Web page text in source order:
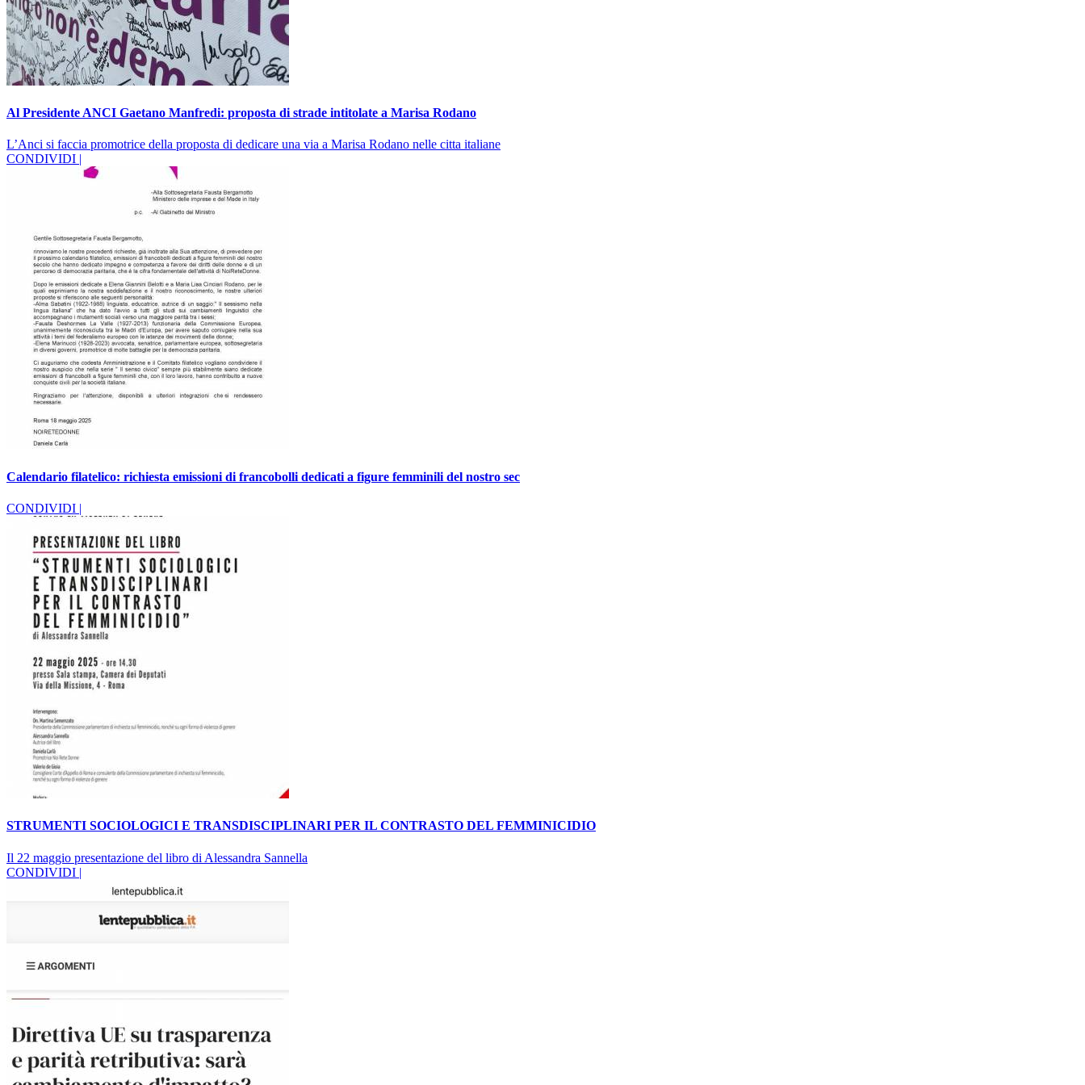
Al Presidente ANCI Gaetano Manfredi: proposta di strade intitolate a Marisa Rodano
L’Anci si faccia promotrice della proposta di dedicare una via a Marisa Rodano nelle citta italiane
CONDIVIDI |
Calendario filatelico: richiesta emissioni di francobolli dedicati a figure femminili del nostro sec
CONDIVIDI |
STRUMENTI SOCIOLOGICI E TRANSDISCIPLINARI PER IL CONTRASTO DEL FEMMINICIDIO
Il 22 maggio presentazione del libro di Alessandra Sannella
CONDIVIDI |